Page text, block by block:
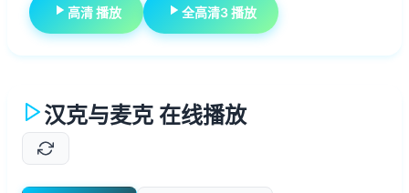
高清 播放 全高清3 播放
汉克与麦克 在线播放